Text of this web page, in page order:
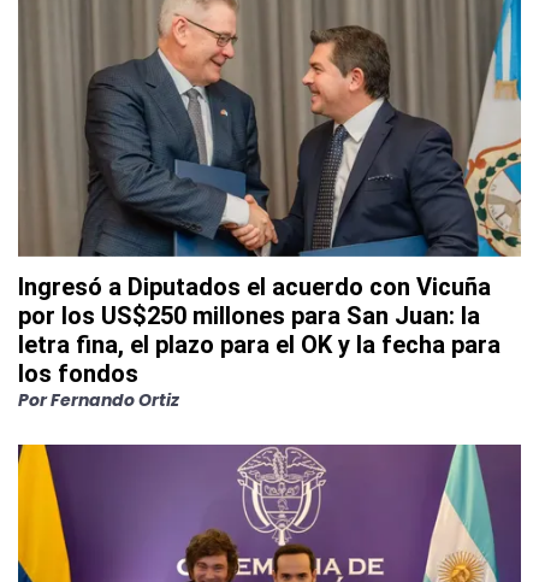
Ingresó a Diputados el acuerdo con Vicuña
por los US$250 millones para San Juan: la
letra fina, el plazo para el OK y la fecha para
los fondos
PorFernando Ortiz